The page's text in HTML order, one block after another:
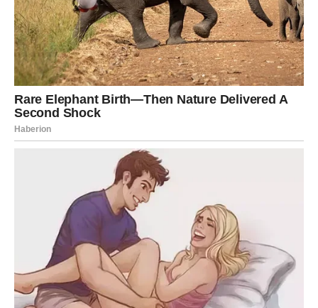
VRIJEME JE DA POČNETE
VJEROVATI U VELIKE STVARI
Najveća greška koju sada možete napraviti jeste da
sumnjate u sebe.
Zvijezde vam ne šalju prilike bez razloga.
One vam pokazuju da ste spremni za više.
Spremni za uspjeh.
Spremni za obilje.
Spremni za život o kojem ste dugo maštali.